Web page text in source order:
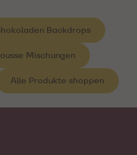
Backdrops
Mischungen
Alle Produkte shoppen